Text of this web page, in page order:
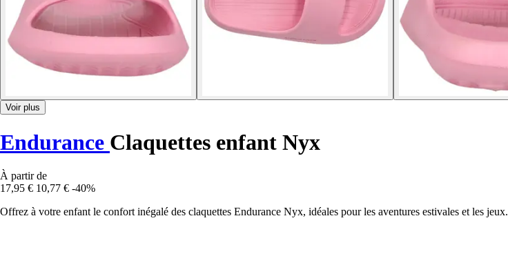
Voir plus
Endurance Claquettes enfant Nyx
À partir de
17,95 € 10,77 € -40%
Offrez à votre enfant le confort inégalé des claquettes Endurance Nyx, idéales pour les aventures estivales et les jeux.